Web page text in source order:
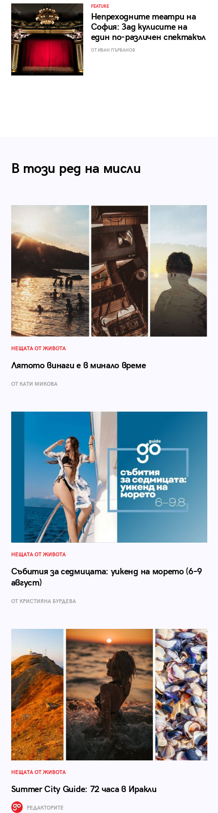
FEATURE
Непреходните театри на
София: Зад кулисите на
един по-различен спектакъл
ОТ ИВАН ПЪРВАНОВ
В този ред на мисли
НЕЩАТА ОТ ЖИВОТА
Лятото винаги е в минало време
ОТ КАТИ МИКОВА
НЕЩАТА ОТ ЖИВОТА
Събития за седмицата: уикенд на морето (6–9
август)
ОТ КРИСТИЯНА БУРДЕВА
НЕЩАТА ОТ ЖИВОТА
Summer City Guide: 72 часа в Иракли
РЕДАКТОРИТЕ